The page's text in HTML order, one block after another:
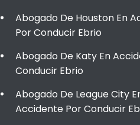
Abogado De Houston En
Por Conducir Ebrio
Abogado De Katy En
Conducir Ebrio
Abogado De League City
Accidente Por Conducir